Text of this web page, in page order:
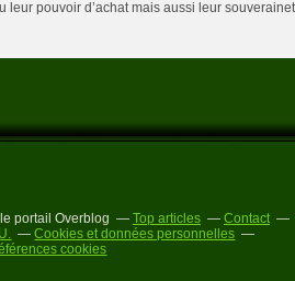
leur pouvoir d’achat mais aussi leur
portail Overblog Top articles
Contact
Cookies et données personnelles
cookies